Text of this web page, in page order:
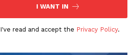
I WANT IN
I've read and accept the Privacy Policy.